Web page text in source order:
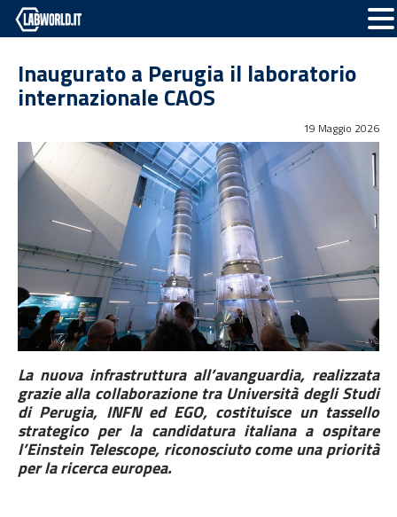
Inaugurato a Perugia il laboratorio
internazionale CAOS
19 Maggio 2026
La nuova infrastruttura all’avanguardia, realizzata
grazie alla collaborazione tra Università degli Studi
di Perugia, INFN ed EGO, costituisce un tassello
strategico per la candidatura italiana a ospitare
l’Einstein Telescope, riconosciuto come una priorità
per la ricerca europea.